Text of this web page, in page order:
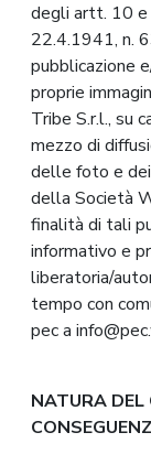
degli artt. 10
22.4.1941, n.
pubblicazione
proprie
Tribe S.r.l., su
mezzo di
delle foto e
della Società
finalità di tali
informativo e
liberatoria/
tempo con
pec a
NATURA DEL